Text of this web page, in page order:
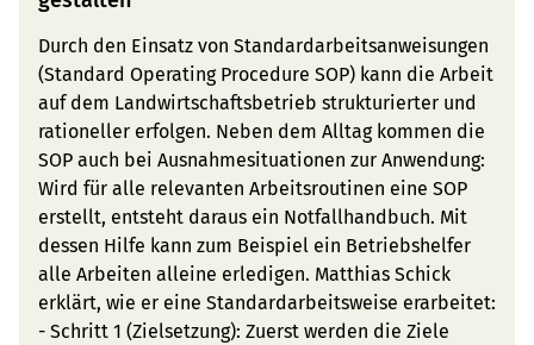
Durch den Einsatz von Standardarbeitsanweisungen
(Standard Operating Procedure SOP) kann die Arbeit
auf dem Landwirtschaftsbetrieb strukturierter und
rationeller erfolgen. Neben dem Alltag kommen die
SOP auch bei Ausnahmesituationen zur Anwendung:
Wird für alle relevanten Arbeitsroutinen eine SOP
erstellt, entsteht daraus ein Notfallhandbuch. Mit
dessen Hilfe kann zum Beispiel ein Betriebshelfer
alle Arbeiten alleine erledigen. Matthias Schick
erklärt, wie er eine Standardarbeitsweise erarbeitet:
- Schritt 1 (Zielsetzung): Zuerst werden die Ziele